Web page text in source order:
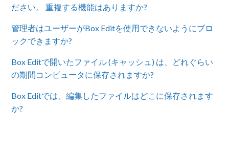
ださい。 重複する機能はありますか?
管理者はユーザーがBox Editを使用できないようにブロ
ックできますか?
Box Editで開いたファイル (キャッシュ) は、どれぐらい
の期間コンピュータに保存されますか?
Box Editでは、編集したファイルはどこに保存されます
か?